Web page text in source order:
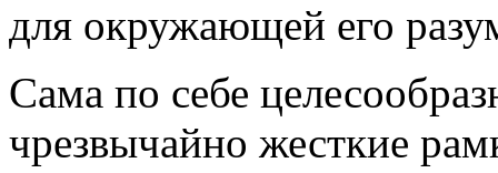
для окружающей его
Сама по себе
чрезвычайно жесткие